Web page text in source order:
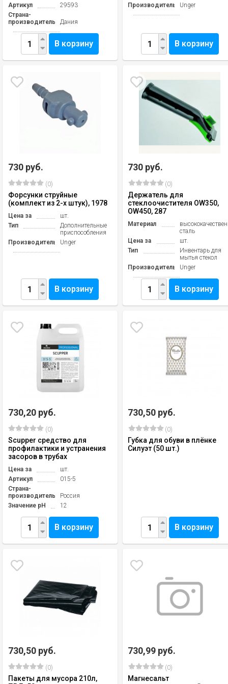
Артикул
29593
Страна-
производитель
Дания
В корзину
Производитель
Unger
В корзину
730 руб.
(0)
Форсунки струйные
(комплект из 2-х штук), 1978
Цена за
шт.
Тип
Дополнительные
приспособления
Производитель
Unger
В корзину
730 руб.
(0)
Держатель для
стеклоочистителя OW350,
OW450, 287
Материал
сталь
Цена за
шт.
Тип
Инвентарь для
мытья стекол
Производитель
Unger
В корзину
730,20 руб.
(0)
Scupper средство для
профилактики и устранения
засоров в трубах
Цена за
шт.
Артикул
015-5
Страна-
производитель
Россия
Значение pH
12
В корзину
730,50 руб.
(0)
Губка для обуви в плёнке
Силуэт (50 шт.)
В корзину
730,50 руб.
(0)
Пакеты для мусора 210л,
730,99 руб.
(0)
Магнесальт